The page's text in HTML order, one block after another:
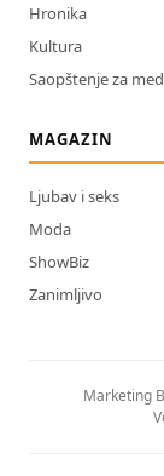
Hronika
Kultura
Saopštenje za
MAGAZIN
Ljubav i seks
Moda
ShowBiz
Zanimljivo
Marketing